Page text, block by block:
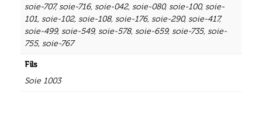
soie-707,soie-716, soie-042, soie-080, soie-100, soie-
101, soie-102, soie-108, soie-176, soie-290, soie-417,
soie-499, soie-549, soie-578, soie-659, soie-735, soie-
755, soie-767
Fils
Soie 1003